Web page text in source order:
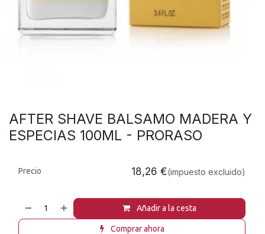
AFTER SHAVE BALSAMO MADERA Y
ESPECIAS 100ML - PRORASO
Añadir a la cesta
Comprar ahora
Precio 18,26 €(impuesto excluido)